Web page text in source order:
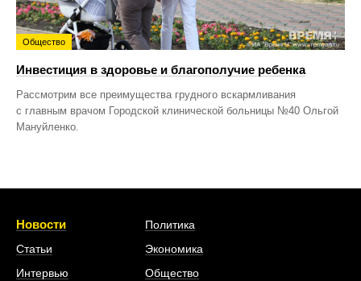
Общество
Инвестиция в здоровье и благополучие ребенка
Рассмотрим все преимущества грудного вскармливания
с главным врачом Городской клинической больницы №40 Ольгой
Мануйленко.
Новости
Статьи
Интервью
Политика
Экономика
Общество